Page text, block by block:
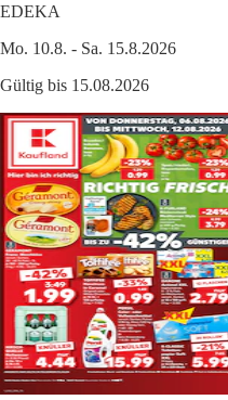
EDEKA
Mo. 10.8. - Sa. 15.8.2026
Gültig bis 15.08.2026